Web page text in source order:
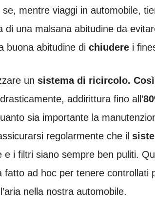
se, mentre viaggi in automobile,
di una malsana abitudine da
buona abitudine di chiudere i
un sistema di ricircolo. Così
addirittura fino all’
sia importante la
regolarmente che il
e i filtri siano sempre ben puliti.
fatto ad hoc per tenere controllati
nella nostra automobile.